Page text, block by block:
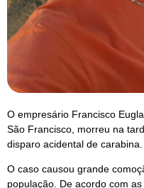
O empresário Francisco
São Francisco, morreu na
disparo acidental de carabina.
O caso causou grande
população. De acordo com